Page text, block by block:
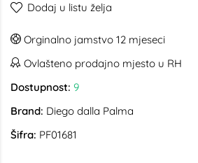
Dodaj u listu želja
Orginalno jamstvo 12 mjeseci
Ovlašteno prodajno mjesto u RH
Dostupnost: 9
Brand: Diego dalla Palma
Šifra: PF01681